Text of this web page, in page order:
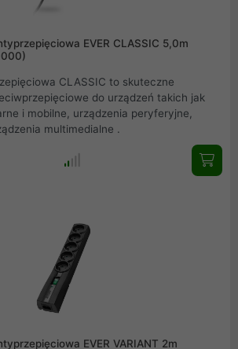
EVER CLASSIC 5,0m
CLASSIC to skuteczne
do urządzeń takich jak
i mobilne, urządzenia peryferyjne,
sprzęt RTV oraz urządzenia multimedialne .
EVER VARIANT 2m